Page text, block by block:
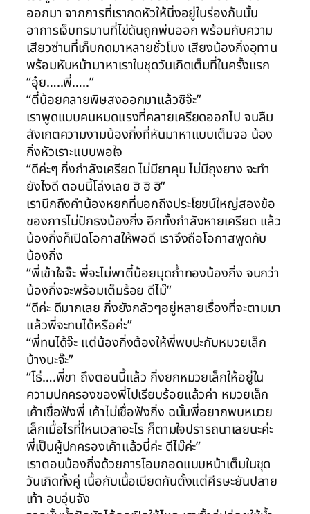
ออกมา จากการที่เรากดหัวให้นิ่งอยู่ในร่องก้นนั้น
อาการเจ็บทรมานที่ไข่ดันถูกพ่นออก พร้อมกับความ
เสียวซ่านที่เก็บกดมาหลายชั่วโมง เสียงน้องกิ่งอุทาน
พร้อมหันหน้ามาหาเราในชุดวันเกิดเต็มที่ในครั้งแรก
“อุ๋ย…..พี่…..”
“ตี๋น้อยคลายพิษสงออกมาแล้วซิจ๊ะ”
เราพูดแบบคนหมดแรงที่คลายเครียดออกไป จนลืม
สังเกตความงามน้องกิ่งที่หันมาหาแบบเต็มจอ น้อง
กิ่งหัวเราะแบบพอใจ
“ดีค่ะๆ กิ่งกำลังเครียด ไม่มียาคุม ไม่มีถุงยาง จะทำ
ยังไงดี ตอนนี้โล่งเลย ฮิ ฮิ ฮิ”
เรานึกถึงคำน้องหยกที่บอกถึงประโยชน์ใหญ่สองข้อ
ของการไม่ปักธงน้องกิ่ง อีกทั้งกำลังหายเครียด แล้ว
น้องกิ่งก็เปิดโอกาสให้พอดี เราจึงถือโอกาสพูดกับ
น้องกิ่ง
“พี่เข้าใจจ๊ะ พี่จะไม่พาตี๋น้อยมุดถ้ำทองน้องกิ่ง จนกว่า
น้องกิ่งจะพร้อมเต็มร้อย ดีไม๊”
“ดีค่ะ ดีมากเลย กิ่งยังกลัวๆอยู่หลายเรื่องที่จะตามมา
แล้วพี่จะทนได้หรือค่ะ”
“พี่ทนได้จ๊ะ แต่น้องกิ่งต้องให้พี่พบปะกับหมวยเล็ก
บ้างนะจ๊ะ”
“โธ่….พี่ขา ถึงตอนนี้แล้ว กิ่งยกหมวยเล็กให้อยู่ใน
ความปกครองของพี่ไปเรียบร้อยแล้วค่า หมวยเล็ก
เค้าเชื่อฟังพี่ เค้าไม่เชื่อฟังกิ่ง ฉนั้นพี่อยากพบหมวย
เล็กเมื่อไรที่ใหนเวลาอะไร ก็ตามใจปรารถนาเลยนะค่ะ
พี่เป็นผู้ปกครองเค้าแล้วนี่ค่ะ ดีไม๊ค่ะ”
เราตอบน้องกิ่งด้วยการโอบกอดแบบหน้าเต็มในชุด
วันเกิดทั้งคู่ เนื้อกับเนื้อเบียดกันตั้งแต่ศีรษะยันปลาย
เท้า อบอุ่นจัง